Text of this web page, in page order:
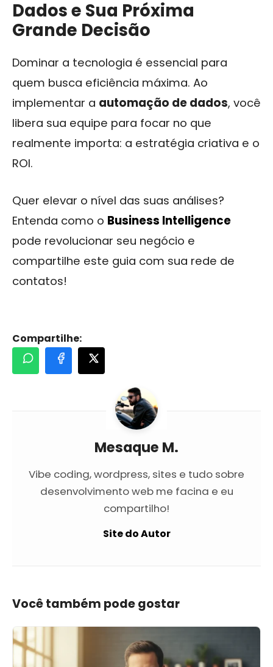
Dados e Sua Próxima
Grande Decisão
Dominar a tecnologia é essencial para
quem busca eficiência máxima. Ao
implementar a automação de dados, você
libera sua equipe para focar no que
realmente importa: a estratégia criativa e o
ROI.
Quer elevar o nível das suas análises?
Entenda como o Business Intelligence
pode revolucionar seu negócio e
compartilhe este guia com sua rede de
contatos!
Compartilhe:
Mesaque M.
Vibe coding, wordpress, sites e tudo sobre
desenvolvimento web me facina e eu
compartilho!
Site do Autor
Você também pode gostar